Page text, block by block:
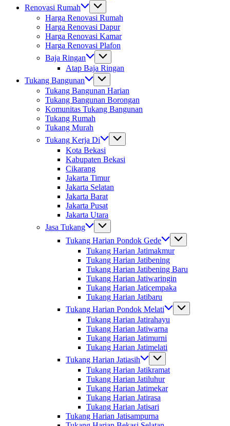
Renovasi Rumah
Harga Renovasi Rumah
Harga Renovasi Dapur
Harga Renovasi Kamar
Harga Renovasi Plafon
Baja Ringan
Atap Baja Ringan
Tukang Bangunan
Tukang Bangunan Harian
Tukang Bangunan Borongan
Komunitas Tukang Bangunan
Tukang Rumah
Tukang Murah
Tukang Kerja Di
Kota Bekasi
Kabupaten Bekasi
Cikarang
Jakarta Timur
Jakarta Selatan
Jakarta Barat
Jakarta Pusat
Jakarta Utara
Jasa Tukang
Tukang Harian Pondok Gede
Tukang Harian Jatimakmur
Tukang Harian Jatibening
Tukang Harian Jatibening Baru
Tukang Harian Jatiwaringin
Tukang Harian Jaticempaka
Tukang Harian Jatibaru
Tukang Harian Pondok Melati
Tukang Harian Jatirahayu
Tukang Harian Jatiwarna
Tukang Harian Jatimurni
Tukang Harian Jatimelati
Tukang Harian Jatiasih
Tukang Harian Jatikramat
Tukang Harian Jatiluhur
Tukang Harian Jatimekar
Tukang Harian Jatirasa
Tukang Harian Jatisari
Tukang Harian Jatisampurna